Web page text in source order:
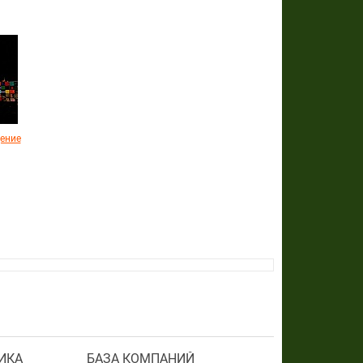
БАЗА КОМПАНИЙ